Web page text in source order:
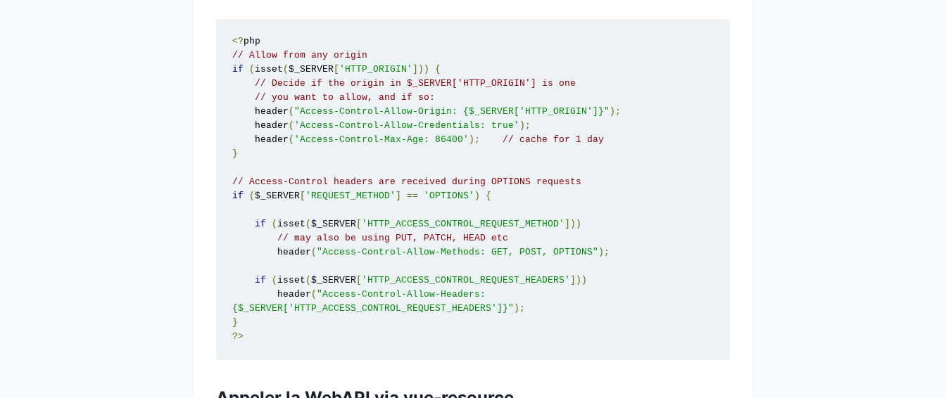
<?
// Allow from any origin
if
( isset ( $_SERVER[ 'HTTP_ORIGIN' ]))
{
// Decide if the origin in $_SERVER['HTTP_ORIGIN'] is one
// you want to allow, and if so:
    header
( "Access-Control-Allow-Origin: {$_SERVER['HTTP_ORIGIN']}" );
    header
( 'Access-Control-Allow-Credentials: true' );
    header
( 'Access-Control-Max-Age: 86400' );
// cache for 1 day
}
// Access-Control headers are received during OPTIONS requests
if
( $_SERVER[ 'REQUEST_METHOD' == 'OPTIONS' ) {
if ( isset ( $_SERVER[ 'HTTP_ACCESS_CONTROL_REQUEST_METHOD'
]))
// may also be using PUT, PATCH, HEAD etc
        header
( "Access-Control-Allow-Methods: GET, POST, OPTIONS" );
if ( isset ( $_SERVER[ 'HTTP_ACCESS_CONTROL_REQUEST_HEADERS'
]))
        header
( "Access-Control-Allow-Headers:
{$_SERVER['HTTP_ACCESS_CONTROL_REQUEST_HEADERS']}" );
}
?>